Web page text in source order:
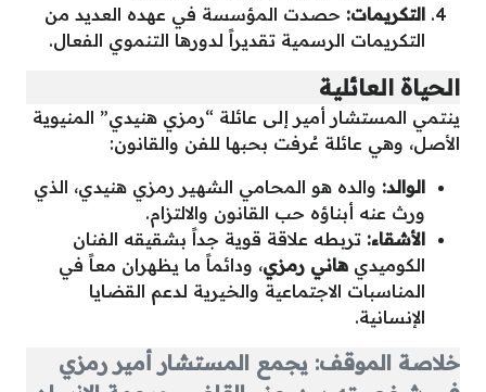
التكريمات: حصدت المؤسسة في عهده العديد من
التكريمات الرسمية تقديراً لدورها التنموي الفعال.
الحياة العائلية
ينتمي المستشار أمير إلى عائلة “رمزي هنيدي” المنيوية
الأصل، وهي عائلة عُرفت بحبها للفن والقانون:
الوالد: والده هو المحامي الشهير رمزي هنيدي، الذي
ورث عنه أبناؤه حب القانون والالتزام.
الأشقاء: تربطه علاقة قوية جداً بشقيقه الفنان
الكوميدي هاني رمزي، ودائماً ما يظهران معاً في
المناسبات الاجتماعية والخيرية لدعم القضايا
الإنسانية.
خلاصة الموقف: يجمع المستشار أمير رمزي